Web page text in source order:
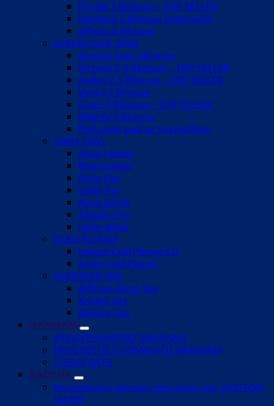
Florida 5 θέσεων – TOP SELLER
Montana 5 θέσεων στρογγυλό
Athens 6 θέσεων
LUXURY LINE SPAS
Aegean Spa 2 θέσεων
Victoria 2-3 θέσεων – TOP SELLER
Andes 2-3 θέσεων – TOP SELLER
Venus 3 θέσεων
Grace 5 θέσεων – TOP SELLER
Atlanta 5 θέσεων
Paris mini pool με υπερχείλιση
SWIM SPAS
Aqua Motion
Blue Lagoon
Aqua Zen
Swim Pro
Aqua Sprint
Aquatic Pro
Swim Wave
COLD PLUNGE
Iceland Cold Plunge EU
Arctic Cold Plunge
ΑΞΕΣΟΥΑΡ SPA
Αιθέρια έλαια Spa
Χημικά spa
Φίλτρα Spa
HAMMAM
ΑΤΜΟΓΕΝΝΗΤΡΙΕΣ HAMMAM
ΠΡΟΣΘΕΤΟΣ ΕΞΟΠΛΙΣΜΟΣ HAMMAM
STEAM BATH
ΣΑΟΥΝΑ
Χειροποίητες σάουνες στα μέτρα σας (CUSTOM
MADE)